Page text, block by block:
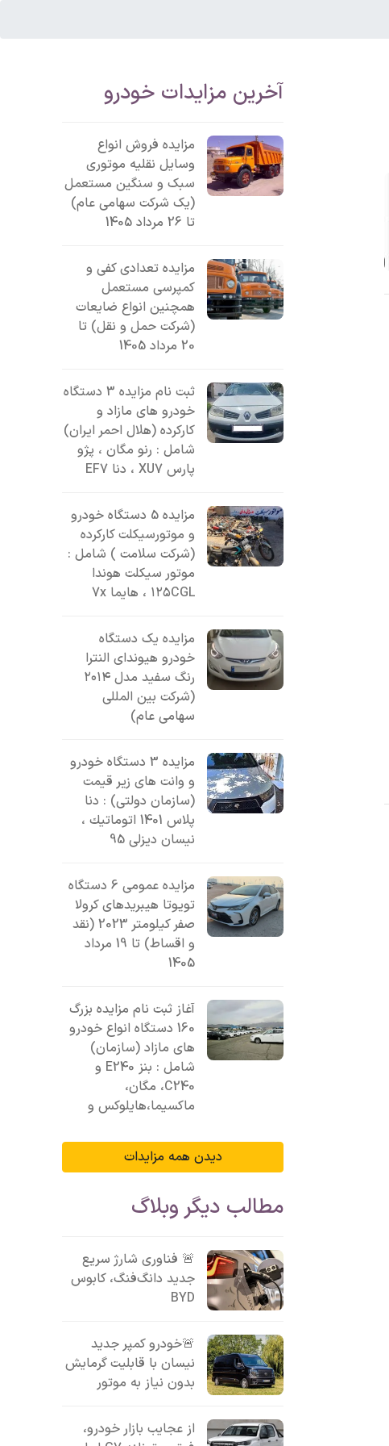
آخرین مزایدات خودرو
مزایده فروش انواع
وسایل نقلیه موتوری
سبک و سنگین مستعمل
(یک شرکت سهامی عام)
تا 26 مرداد 1405
مزایده تعدادی کفی و
کمپرسی مستعمل
همچنین انواع ضایعات
(شرکت حمل و نقل) تا
20 مرداد 1405
ثبت نام مزایده 3 دستگاه
خودرو های مازاد و
کارکرده (هلال احمر ایران)
شامل : رنو مگان ، پژو
پارس XU7 ، دنا EF7
مزایده 5 دستگاه خودرو
و موتورسیکلت کارکرده
(شرکت سلامت ) شامل :
موتور سیکلت هوندا
۱۲۵CGL ، هایما 7x
مزایده یک دستگاه
خودرو هیوندای النترا
رنگ سفید مدل ۲۰۱۴
(شرکت بین المللی
سهامی عام)
مزایده 3 دستگاه خودرو
و وانت های زیر قیمت
(سازمان دولتی) : دنا
پلاس 1401 اتوماتيك ،
نیسان دیزلی 95
مزایده عمومی 6 دستگاه
تویوتا هیبریدهای کرولا
صفر کیلومتر 2023 (نقد
و اقساط) تا 19 مرداد
1405
آغاز ثبت نام مزایده بزرگ
160 دستگاه انواع خودرو
های مازاد (سازمان)
شامل : بنز E240 و
C240، مگان،
ماکسیما،هایلوکس و
دیدن همه مزایدات
مطالب دیگر وبلاگ
🚨 فناوری شارژ سریع
جدید دانگ‌فنگ، کابوس
BYD
🚨خودرو کمپر جدید
نیسان با قابلیت گرمایش
بدون نیاز به موتور
از عجایب بازار خودرو،